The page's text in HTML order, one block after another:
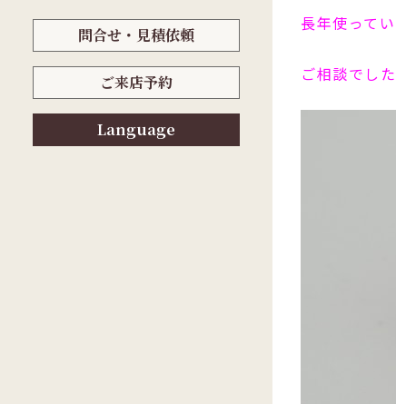
問合せ・見積依頼
ご来店予約
Language
長年使って
ご相談でした